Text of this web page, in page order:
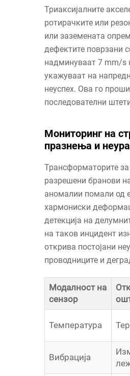
Триаксијалните
ротирачките или
или заземената
дефектите поврзани
надминуваат 7 mm/s
укажуваат на
неуспех. Ова го
последователни
Мониторинг на
празнења и
Трансформаторите за
разрешени бранови
аномалии помали од
хармониски
детекција на
на таков инцидент
открива постојани
проводниците и
Модалност на
сензор
Температура
Вибрација